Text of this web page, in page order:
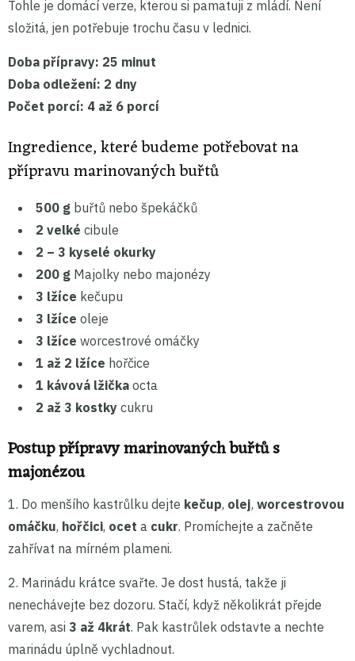
Tohle je domácí verze, kterou si pamatuji z mládí. Není
složitá, jen potřebuje trochu času v lednici.
Doba přípravy: 25 minut
Doba odležení: 2 dny
Počet porcí: 4 až 6 porcí
Ingredience, které budeme potřebovat na
přípravu marinovaných buřtů
500 g buřtů nebo špekáčků
2 velké cibule
2 – 3 kyselé okurky
200 g Majolky nebo majonézy
3 lžíce kečupu
3 lžíce oleje
3 lžíce worcestrové omáčky
1 až 2 lžíce hořčice
1 kávová lžička octa
2 až 3 kostky cukru
Postup přípravy marinovaných buřtů s
majonézou
1. Do menšího kastrůlku dejte kečup, olej, worcestrovou
omáčku, hořčici, ocet a cukr. Promíchejte a začněte
zahřívat na mírném plameni.
2. Marinádu krátce svařte. Je dost hustá, takže ji
nenechávejte bez dozoru. Stačí, když několikrát přejde
varem, asi 3 až 4krát. Pak kastrůlek odstavte a nechte
marinádu úplně vychladnout.